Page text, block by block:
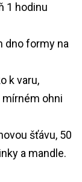
1 hodinu
dno formy na
k varu,
ohni
šťávu, 50
a mandle.